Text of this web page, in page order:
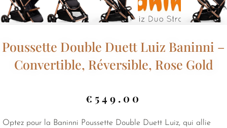
Poussette Double Duett Luiz Baninni –
Convertible, Réversible, Rose Gold
€ 549.00
Optez pour la Baninni Poussette Double Duett Luiz, qui allie